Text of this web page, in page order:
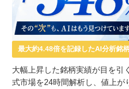
最大約4.48倍を記録したAI分析銘柄
大幅上昇した銘柄実績が目を引
式市場を24時間解析し、値上が